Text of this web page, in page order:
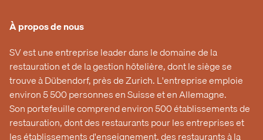
À propos de nous
SV est une entreprise leader dans le domaine de la
restauration et de la gestion hôtelière, dont le siège se
trouve à Dübendorf, près de Zurich. L'entreprise emploie
environ 5 500 personnes en Suisse et en Allemagne.
Son portefeuille comprend environ 500 établissements de
restauration, dont des restaurants pour les entreprises et
les établissements d'enseignement, des restaurants à la